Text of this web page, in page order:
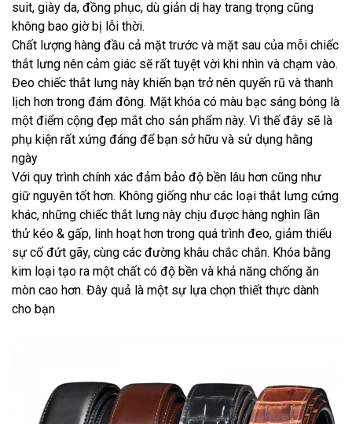
suit, giày da, đồng phục, dù giản dị hay trang trọng cũng
không bao giờ bị lỗi thời.
Chất lượng hàng đầu cả mặt trước và mặt sau của mỗi chiếc
thắt lưng nên cảm giác sẽ rất tuyệt vời khi nhìn và chạm vào.
Đeo chiếc thắt lưng này khiến bạn trở nên quyến rũ và thanh
lịch hơn trong đám đông. Mặt khóa có màu bạc sáng bóng là
một điểm cộng đẹp mắt cho sản phẩm này. Vì thế đây sẽ là
phụ kiện rất xứng đáng để bạn sở hữu và sử dụng hằng
ngày
Với quy trình chính xác đảm bảo độ bền lâu hơn cũng như
giữ nguyên tốt hơn. Không giống như các loại thắt lưng cứng
khác, những chiếc thắt lưng này chịu được hàng nghìn lần
thử kéo & gấp, linh hoạt hơn trong quá trình đeo, giảm thiểu
sự cố đứt gãy, cùng các đường khâu chắc chắn. Khóa bằng
kim loại tạo ra một chất có độ bền và khả năng chống ăn
mòn cao hơn. Đây quả là một sự lựa chọn thiết thực dành
cho bạn